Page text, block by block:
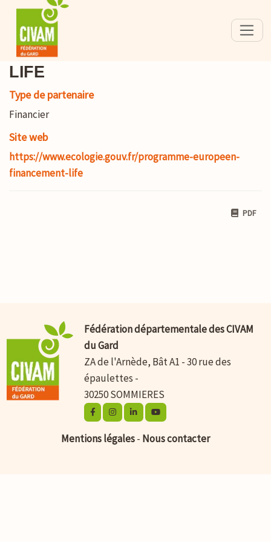
LIFE
Type de partenaire
Financier
Site web
https://www.ecologie.gouv.fr/programme-europeen-
financement-life
PDF
Fédération départementale des CIVAM
du Gard
ZA de l'Arnède, Bât A1 - 30 rue des
épaulettes -
30250 SOMMIERES
Mentions légales- Nous contacter